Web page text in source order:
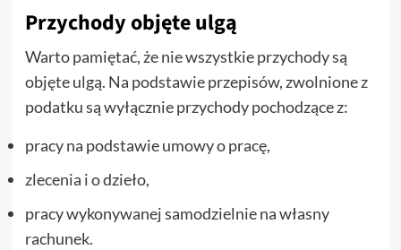
Przychody objęte ulgą
Warto pamiętać, że nie wszystkie przychody są
objęte ulgą. Na podstawie przepisów, zwolnione z
podatku są wyłącznie przychody pochodzące z:
pracy na podstawie umowy o pracę,
zlecenia i o dzieło,
pracy wykonywanej samodzielnie na własny
rachunek.